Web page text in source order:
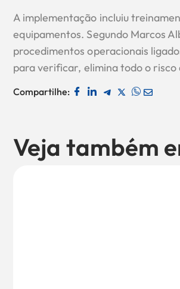
A implementação incluiu
equipamentos. Segundo Marcos
procedimentos operacionais
para verificar, elimina todo o risco
Compartilhe:
Veja também